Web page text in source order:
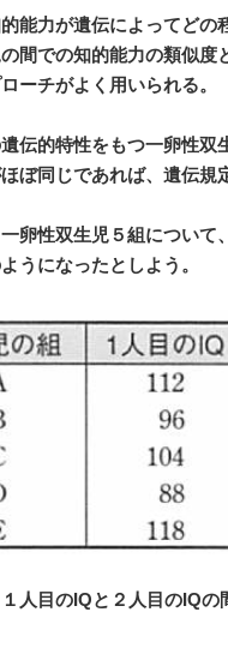
能力が遺伝によってどの
間での知的能力の類似度
ーチがよく用いられる。
伝的特性をもつ一卵性
ぼ同じであれば、遺伝規
卵性双生児５組について
うになったとしよう。
人目のIQと２人目のIQの